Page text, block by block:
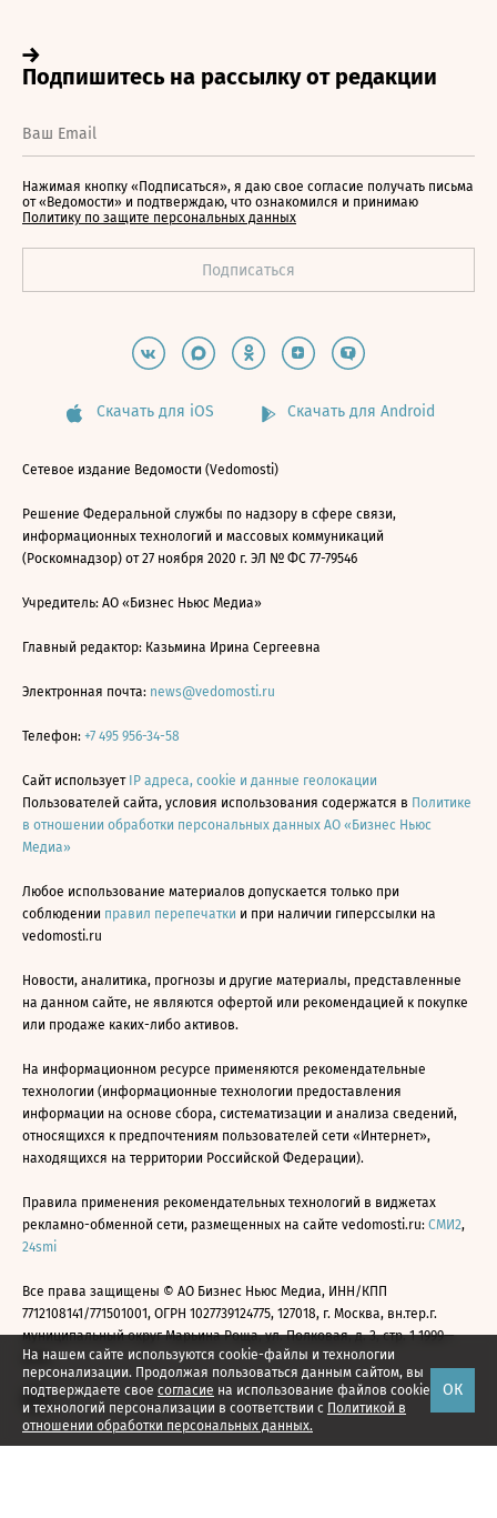
На нашем сайте используются cookie-файлы и технологии
персонализации. Продолжая пользоваться данным сайтом, вы
подтверждаете свое согласие на использование файлов cookie
и технологий персонализации в соответствии с Политикой в
отношении обработки персональных данных.
ОК
Нажимая кнопку «Подписаться», я даю свое согласие получать письма
от «Ведомости» и подтверждаю, что ознакомился и принимаю
Политику по защите персональных данных
Скачать для iOS Скачать для Android
Сетевое издание Ведомости (Vedomosti)
Решение Федеральной службы по надзору в сфере связи,
информационных технологий и массовых коммуникаций
(Роскомнадзор) от 27 ноября 2020 г. ЭЛ № ФС 77-79546
Учредитель: АО «Бизнес Ньюс Медиа»
Главный редактор: Казьмина Ирина Сергеевна
Электронная почта: news@vedomosti.ru
Телефон: +7 495 956-34-58
Сайт использует IP адреса, cookie и данные геолокации
Пользователей сайта, условия использования содержатся в Политике
в отношении обработки персональных данных АО «Бизнес Ньюс
Медиа»
Любое использование материалов допускается только при
соблюдении правил перепечатки и при наличии гиперссылки на
vedomosti.ru
Новости, аналитика, прогнозы и другие материалы, представленные
на данном сайте, не являются офертой или рекомендацией к покупке
или продаже каких-либо активов.
На информационном ресурсе применяются рекомендательные
технологии (информационные технологии предоставления
информации на основе сбора, систематизации и анализа сведений,
относящихся к предпочтениям пользователей сети «Интернет»,
находящихся на территории Российской Федерации).
Правила применения рекомендательных технологий в виджетах
рекламно-обменной сети, размещенных на сайте vedomosti.ru: СМИ2,
24smi
Все права защищены © АО Бизнес Ньюс Медиа, ИНН/КПП
7712108141/771501001, ОГРН 1027739124775, 127018, г. Москва, вн.тер.г.
муниципальный округ Марьина Роща, ул. Полковая, д. 3, стр. 1 1999—
2026